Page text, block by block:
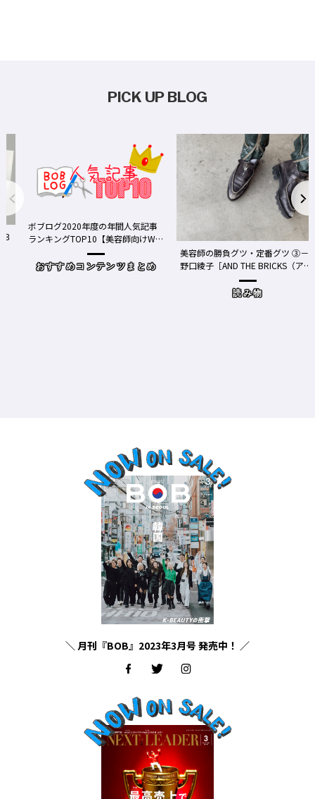
PICK UP BLOG
美容師の勝負グツ・定番グツ ③－
野口綾子［AND THE BRICKS（アン
＼ 月刊『BOB』2023年3月号 発売中！ ／